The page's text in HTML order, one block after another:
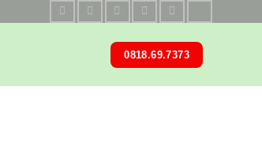
0818.69.7373